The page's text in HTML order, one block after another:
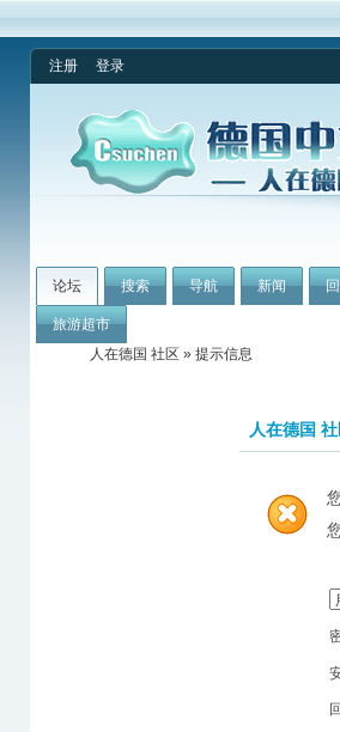
注册 登录
论坛 搜索 导航 新闻
旅游超市
人在德国 社区 » 提示信息
人在德国